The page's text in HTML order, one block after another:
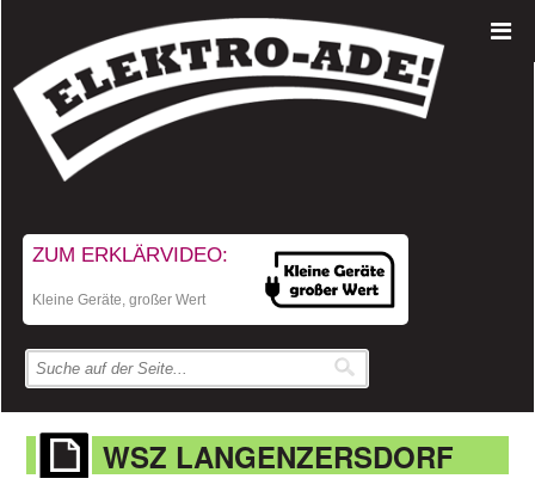
ZUM ERKLÄRVIDEO:
Kleine Geräte, großer Wert
WSZ LANGENZERSDORF